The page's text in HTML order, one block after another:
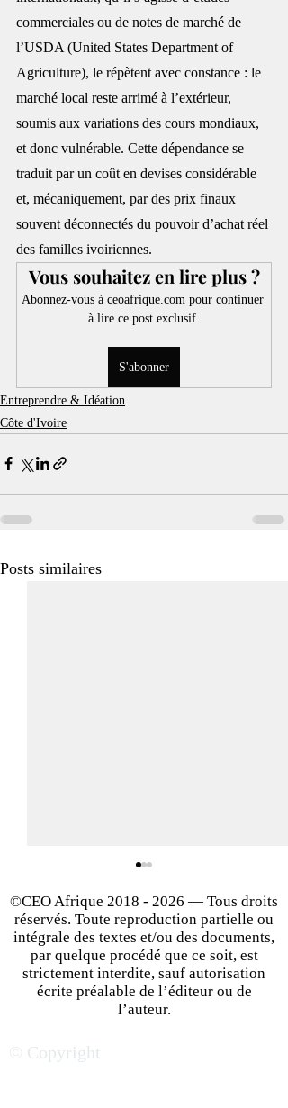
commerciales ou de notes de marché de
l’USDA (United States Department of
Agriculture), le répètent avec constance : le
marché local reste arrimé à l’extérieur,
soumis aux variations des cours mondiaux,
et donc vulnérable. Cette dépendance se
traduit par un coût en devises considérable
et, mécaniquement, par des prix finaux
souvent déconnectés du pouvoir d’achat réel
des familles ivoiriennes.
Vous souhaitez en lire plus ?
Abonnez-vous à ceoafrique.com pour continuer
à lire ce post exclusif.
S'abonner
Entreprendre & Idéation
Côte d'Ivoire
Posts similaires
Côte d’Ivoire : une
africaine à plein régime
©CEO Afrique 2018 - 2026 — Tous droits
réservés. Toute reproduction partielle ou
intégrale des textes et/ou des documents,
par quelque procédé que ce soit, est
strictement interdite, sauf autorisation
écrite préalable de l’éditeur ou de
l’auteur.
© Copyright